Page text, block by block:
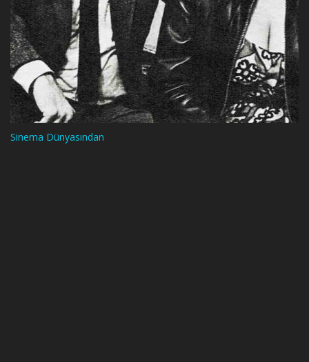
Sinema Dünyasından